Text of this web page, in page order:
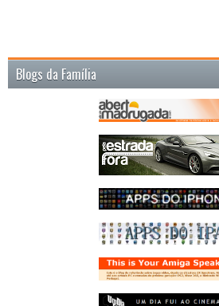
Blogs da Família